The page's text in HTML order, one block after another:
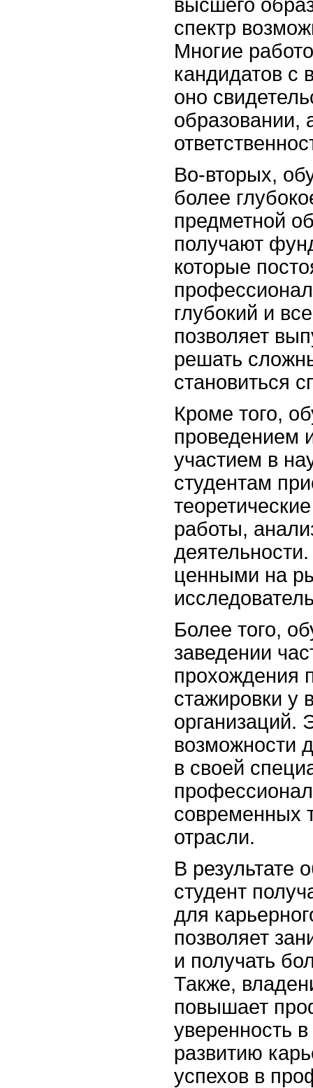
высшего
спектр
Многие
кандидатов с
оно
образовании,
Во-вторых,
более
предметной
получают
которые
глубокий и
позволяет
решать
становиться
Кроме того,
проведением
участием в
студентам
работы,
ценными на
Более того,
заведении
прохождения
стажировки у
организаций.
возможности
в своей
современных
отрасли.
В результате
студент
для
позволяет
и получать
Также,
повышает
уверенность
развитию
успехов в